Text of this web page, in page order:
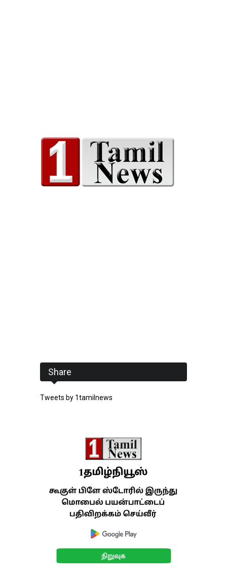
Share
Tweets by 1tamilnews